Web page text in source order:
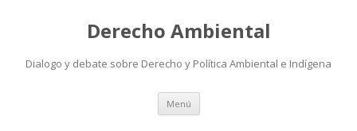
Derecho Ambiental
Dialogo y debate sobre Derecho y Política Ambiental e Indígena
Menú Ir
contenido